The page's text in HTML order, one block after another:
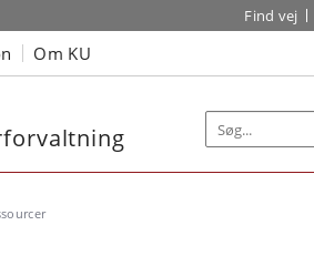
Find vej
Om KU